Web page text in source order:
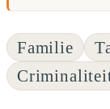
Familie